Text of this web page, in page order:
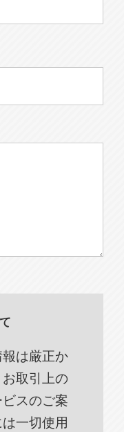
は厳正か
取引上の
スのご案
一切使用